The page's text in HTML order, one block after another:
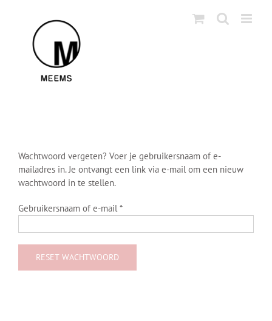
Wachtwoord vergeten? Voer je gebruikersnaam of e-
mailadres in. Je ontvangt een link via e-mail om een nieuw
wachtwoord in te stellen.
Gebruikersnaam of e-mail*Vereist
RESET WACHTWOORD